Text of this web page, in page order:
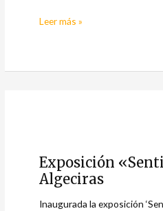
Leer más »
Exposición
Algeciras
Inaugurada la exposición
Algeciras